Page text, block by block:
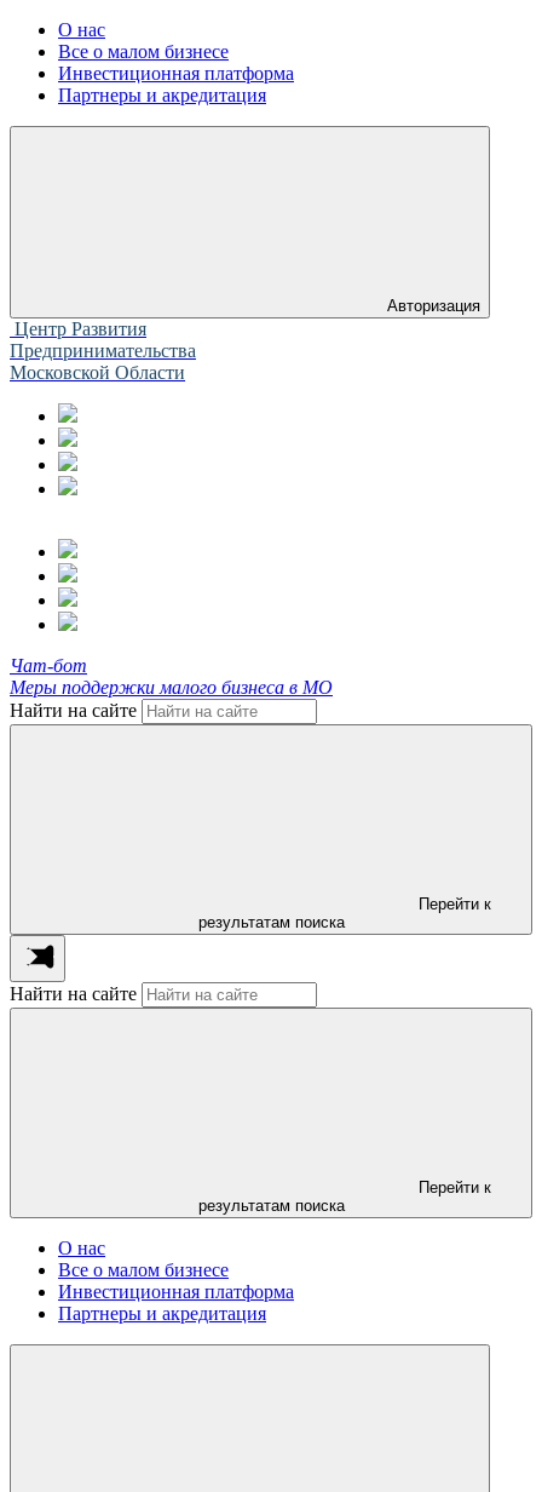
О нас
Все о малом бизнесе
Инвестиционная платформа
Партнеры и акредитация
Авторизация
Центр Развития
Предпринимательства
Московской Области
Чат-бот
Меры поддержки малого бизнеса в МО
Найти на сайте
Перейти к
результатам поиска
Найти на сайте
Перейти к
результатам поиска
О нас
Все о малом бизнесе
Инвестиционная платформа
Партнеры и акредитация